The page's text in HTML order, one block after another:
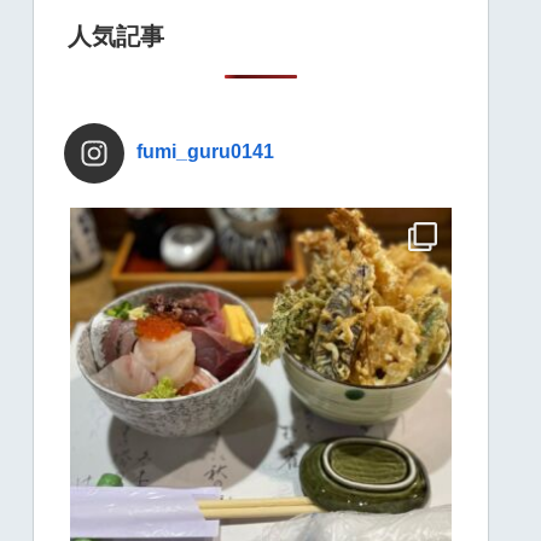
人気記事
fumi_guru0141